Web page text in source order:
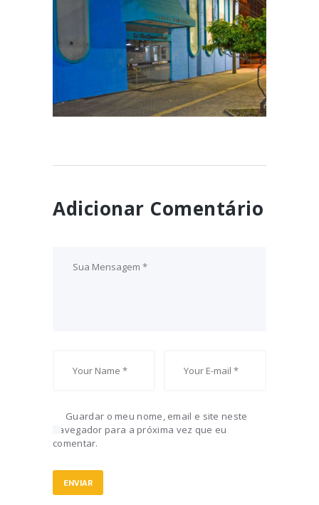
Câmara Municipal de
Parnaíba cancela sessão em
respeito ao falecimento de
Firmino Filho
April 6, 2021
Adicionar Comentário
Guardar o meu nome, email e site neste
navegador para a próxima vez que eu
comentar.